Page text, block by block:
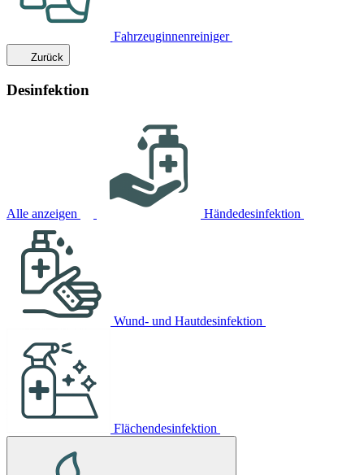
Fahrzeuginnenreiniger
Zurück
Desinfektion
Alle anzeigen Händedesinfektion
Wund- und Hautdesinfektion
Flächendesinfektion